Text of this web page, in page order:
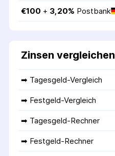
€100 + 3,20% Postbank
Zinsen vergleichen
➡ Tagesgeld-Vergleich
➡ Festgeld-Vergleich
➡ Tagesgeld-Rechner
➡ Festgeld-Rechner